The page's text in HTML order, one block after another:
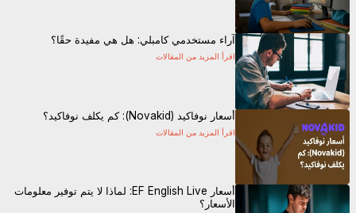
آراء مستخدمي كامبلي: هل هي مفيدة حقًا؟
اقرأ المزيد من المقالات
أسعار نوفاكيد (Novakid): كم يكلف نوفاكيد؟
اقرأ المزيد من المقالات
أسعار EF English Live: لماذا لا يتم توفير معلومات
الأسعار؟